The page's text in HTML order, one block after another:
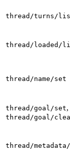
thread/turns/
thread/loaded/
thread/name/set
thread/goal/set,
thread/goal/
thread/